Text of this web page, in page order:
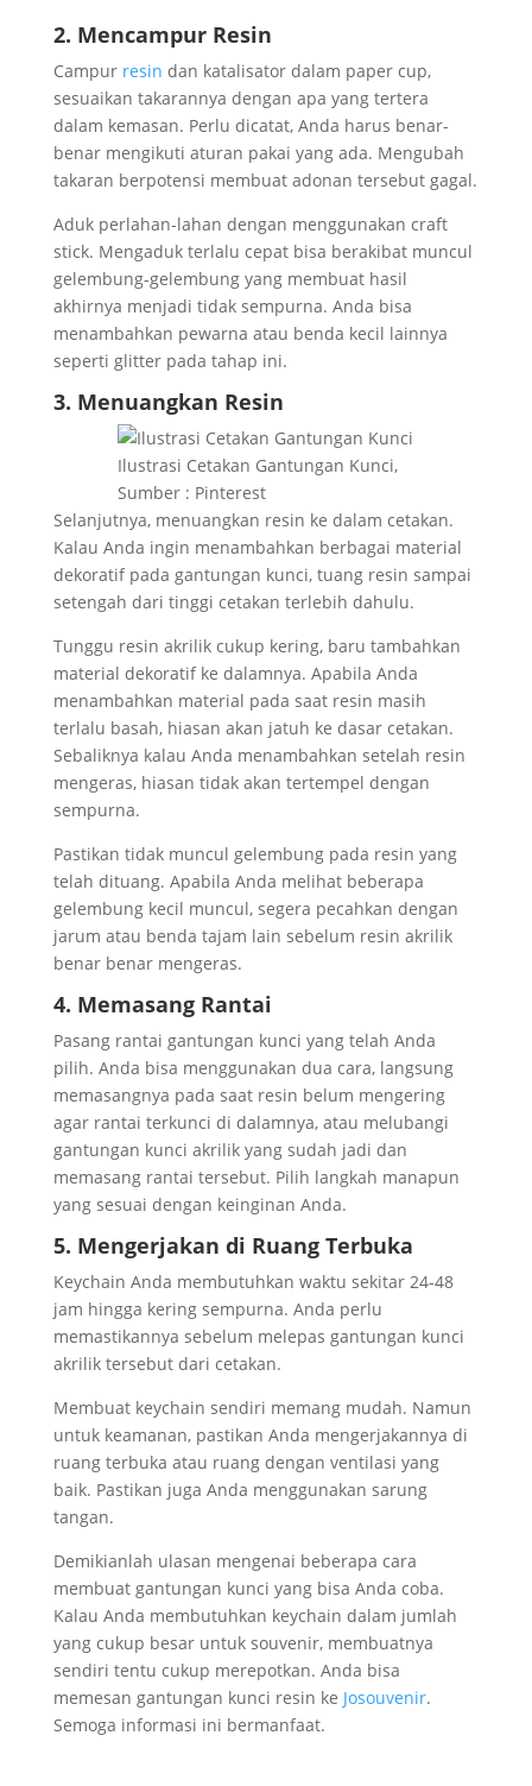
2. Mencampur Resin
Campur resin dan katalisator dalam paper cup,
sesuaikan takarannya dengan apa yang tertera
dalam kemasan. Perlu dicatat, Anda harus benar-
benar mengikuti aturan pakai yang ada. Mengubah
takaran berpotensi membuat adonan tersebut gagal.
Aduk perlahan-lahan dengan menggunakan craft
stick. Mengaduk terlalu cepat bisa berakibat muncul
gelembung-gelembung yang membuat hasil
akhirnya menjadi tidak sempurna. Anda bisa
menambahkan pewarna atau benda kecil lainnya
seperti glitter pada tahap ini.
3. Menuangkan Resin
Ilustrasi Cetakan Gantungan Kunci,
Sumber : Pinterest
Selanjutnya, menuangkan resin ke dalam cetakan.
Kalau Anda ingin menambahkan berbagai material
dekoratif pada gantungan kunci, tuang resin sampai
setengah dari tinggi cetakan terlebih dahulu.
Tunggu resin akrilik cukup kering, baru tambahkan
material dekoratif ke dalamnya. Apabila Anda
menambahkan material pada saat resin masih
terlalu basah, hiasan akan jatuh ke dasar cetakan.
Sebaliknya kalau Anda menambahkan setelah resin
mengeras, hiasan tidak akan tertempel dengan
sempurna.
Pastikan tidak muncul gelembung pada resin yang
telah dituang. Apabila Anda melihat beberapa
gelembung kecil muncul, segera pecahkan dengan
jarum atau benda tajam lain sebelum resin akrilik
benar benar mengeras.
4. Memasang Rantai
Pasang rantai gantungan kunci yang telah Anda
pilih. Anda bisa menggunakan dua cara, langsung
memasangnya pada saat resin belum mengering
agar rantai terkunci di dalamnya, atau melubangi
gantungan kunci akrilik yang sudah jadi dan
memasang rantai tersebut. Pilih langkah manapun
yang sesuai dengan keinginan Anda.
5. Mengerjakan di Ruang Terbuka
Keychain Anda membutuhkan waktu sekitar 24-48
jam hingga kering sempurna. Anda perlu
memastikannya sebelum melepas gantungan kunci
akrilik tersebut dari cetakan.
Membuat keychain sendiri memang mudah. Namun
untuk keamanan, pastikan Anda mengerjakannya di
ruang terbuka atau ruang dengan ventilasi yang
baik. Pastikan juga Anda menggunakan sarung
tangan.
Demikianlah ulasan mengenai beberapa cara
membuat gantungan kunci yang bisa Anda coba.
Kalau Anda membutuhkan keychain dalam jumlah
yang cukup besar untuk souvenir, membuatnya
sendiri tentu cukup merepotkan. Anda bisa
memesan gantungan kunci resin ke Josouvenir.
Semoga informasi ini bermanfaat.